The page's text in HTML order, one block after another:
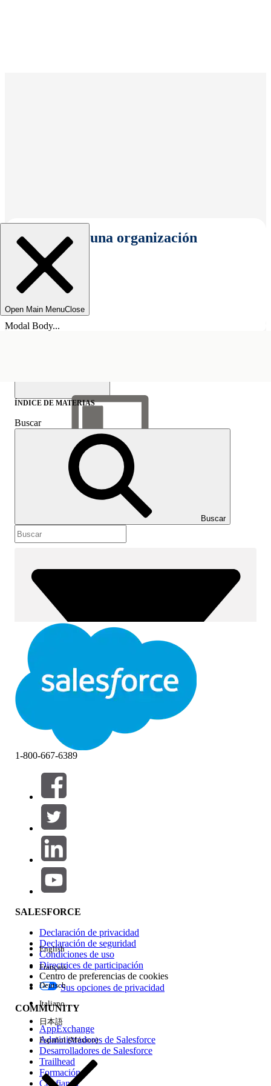
Seleccionar una organización
Open Main MenuClose
Modal Body...
Mostrar índice de
materias
Índice de materias
ÍNDICE DE MATERIAS
Buscar
Buscar
Filtros (0)
SELECCIONAR FILTROS
Área de productos
Repercusión de función
Edición
Experiencia
1-800-667-6389
SALESFORCE
Declaración de privacidad
Declaración de seguridad
Condiciones de uso
Directrices de participación
Centro de preferencias de cookies
Sus opciones de privacidad
COMMUNITY
AppExchange
Administradores de Salesforce
Desarrolladores de Salesforce
Trailhead
Formación
Confianza
English
Français
Deutsch
Italiano
日本語
Español (México)